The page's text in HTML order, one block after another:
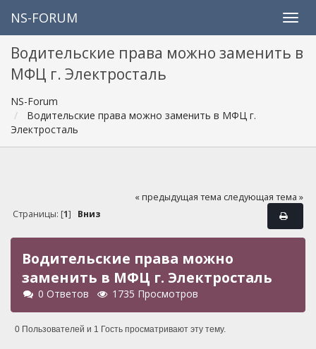
NS-FORUM
Водительские права можно заменить в
МФЦ г. Электросталь
NS-Forum
Водительские права можно заменить в МФЦ г.
Электросталь
« предыдущая тема следующая тема »
Страницы: [1] Вниз
Водительские права можно
заменить в МФЦ г. Электросталь
0 Ответов 1735 Просмотров
0 Пользователей и 1 Гость просматривают эту тему.